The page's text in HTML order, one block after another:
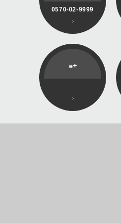
0570-02-9999
e+